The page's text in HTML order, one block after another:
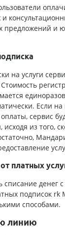
предложений и
на услуги
Если
сервис
из того,
от платных
списание денег
подписок rk
способами.
линию